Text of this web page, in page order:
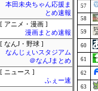
本田未央ちゃん応援ま
とめ速報
[ アニメ・漫画 ]
漫画まとめ速報
[ なんJ・野球 ]
なんじぇいスタジアム
＠なんJまとめ
[ ニュース ]
ふぇー速
57
58
59
60
61
62
63